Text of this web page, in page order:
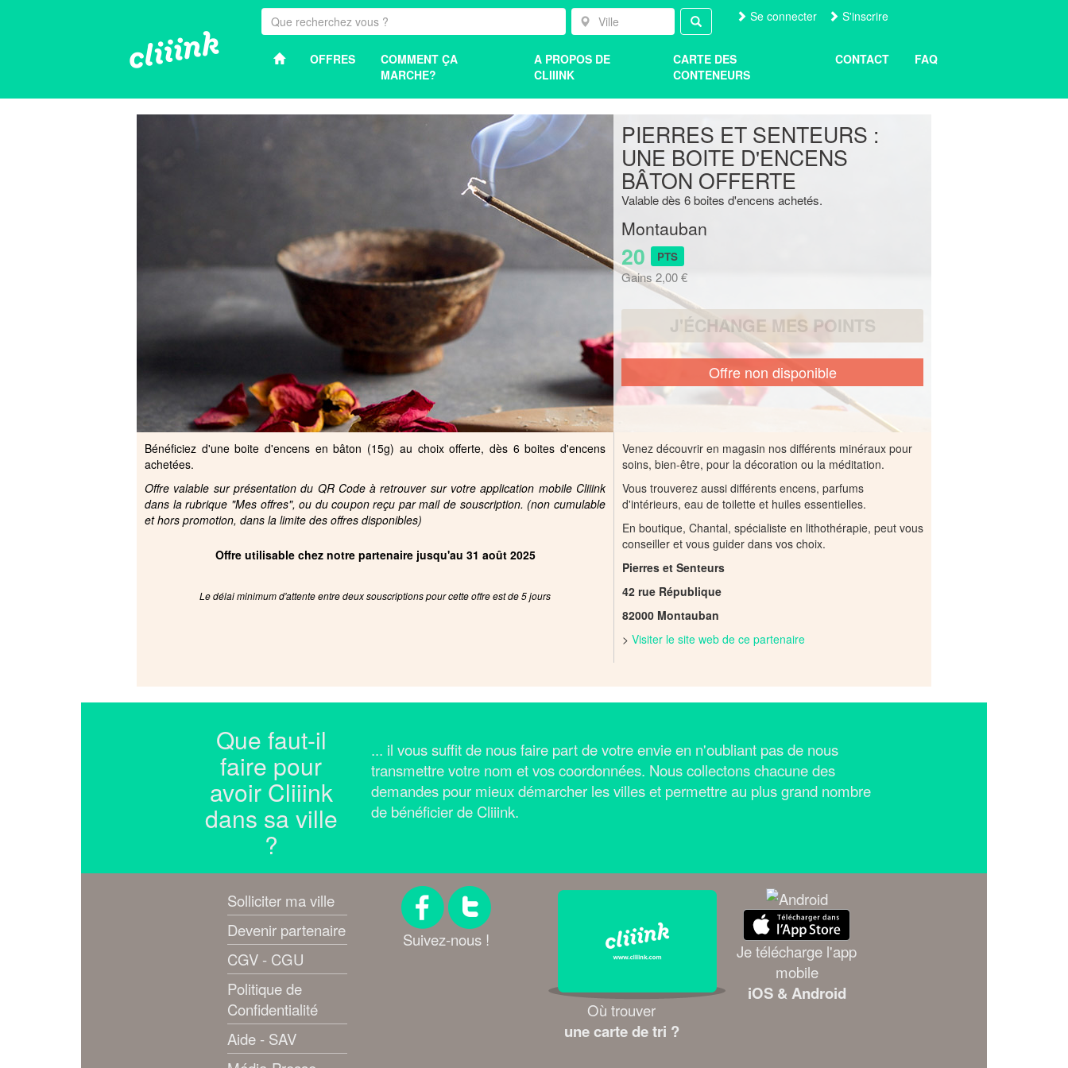
Se connecter S'inscrire
OFFRES
COMMENT ÇA
MARCHE?
A PROPOS DE
CLIIINK
CARTE DES
CONTENEURS
CONTACT FAQ
PIERRES ET SENTEURS :
UNE BOITE D'ENCENS
BÂTON OFFERTE
Valable dès 6 boites d'encens achetés.
Montauban
20 PTS
Gains 2,00 €
J'ÉCHANGE MES POINTS
Offre non disponible
Bénéficiez d'une boite d'encens en bâton (15g) au choix offerte, dès 6 boites d'encens
achetées.
Offre valable sur présentation du QR Code à retrouver sur votre application mobile Cliiink
dans la rubrique "Mes offres", ou du coupon reçu par mail de souscription. (non cumulable
et hors promotion, dans la limite des offres disponibles)
Offre utilisable chez notre partenaire jusqu'au 31 août 2025
Le délai minimum d'attente entre deux souscriptions pour cette offre est de 5 jours
Venez découvrir en magasin nos différents minéraux pour
soins, bien-être, pour la décoration ou la méditation.
Vous trouverez aussi différents encens, parfums
d'intérieurs, eau de toilette et huiles essentielles.
En boutique, Chantal, spécialiste en lithothérapie, peut vous
conseiller et vous guider dans vos choix.
Pierres et Senteurs
42 rue République
82000 Montauban
> Visiter le site web de ce partenaire
Que faut-il
faire pour
avoir Cliiink
dans sa ville
?
... il vous suffit de nous faire part de votre envie en n'oubliant pas de nous
transmettre votre nom et vos coordonnées. Nous collectons chacune des
demandes pour mieux démarcher les villes et permettre au plus grand nombre
de bénéficier de Cliiink.
Solliciter ma ville
Devenir partenaire
CGV - CGU
Politique de
Confidentialité
Aide - SAV
Suivez-nous !
Où trouver
une carte de tri ?
Je télécharge l'app
mobile
iOS & Android